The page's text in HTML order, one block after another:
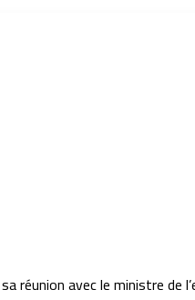
réunion avec le ministre